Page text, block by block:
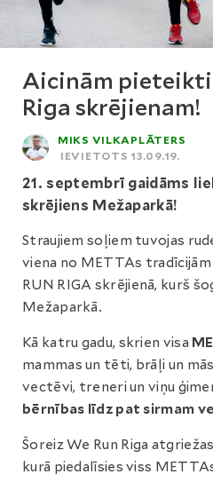
Aicinām
Riga skrējienam!
MIKS VILKAPLĀTERS
IEVIETOTS 13.09.19.
21. septembrī gaidāms
skrējiens Mežaparkā!
Straujiem soļiem tuvojas
viena no METTAs
RUN RIGA skrējienā, kurš
Mežaparkā.
Kā katru gadu, skrien visa
mammas un tēti, brāļi un
vectēvi, treneri un viņu
bērnības līdz pat sirmam
Šoreiz We Run Riga
kurā piedalīsies viss